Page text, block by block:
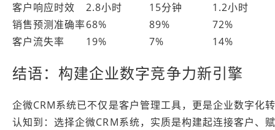
客户响应时效
2.8小时 15分钟
1.2小时
销售预测准确率68% 89%
72%
客户流失率
19% 7% 14%
结语：构建企业数字竞争力新引擎
企微CRM系统已不仅是客户管理工具，更是企业数字化
认知到：选择企微CRM系统，实质是构建起连接客户、